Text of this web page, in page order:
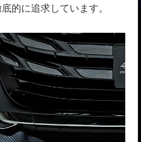
的に追求しています。